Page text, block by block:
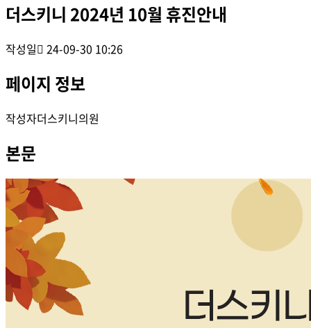
더스키니 2024년 10월 휴진안내
작성일 24-09-30 10:26
페이지 정보
작성자더스키니의원
본문